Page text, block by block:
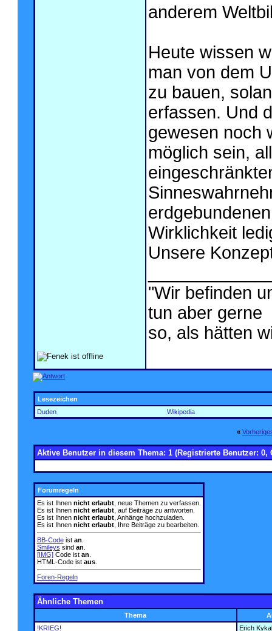
anderem
Heute wissen
man von dem
zu bauen,
erfassen. Und
gewesen noch
möglich sein,
Wirklichkeit
Unsere
"Wir befinden
tun aber gerne
so, als hätten
Lesezeichen
Duden
Wikipedia
«
Aktive Benutzer in diesem Thema: 1 (Registrierte Benutzer: 0,
Forumregeln
Es ist Ihnen nicht erlaubt, neue Themen zu verfassen.
Es ist Ihnen nicht erlaubt, auf Beiträge zu antworten.
Es ist Ihnen nicht erlaubt, Anhänge hochzuladen.
Es ist Ihnen nicht erlaubt, Ihre Beiträge zu bearbeiten.
BB-Codeist an
Smileys sind an
[IMG]Code ist an
HTML-Code ist aus.
Foren-Regeln
Ähnliche Themen
Thema
!KRIEG!
Erich Kykal